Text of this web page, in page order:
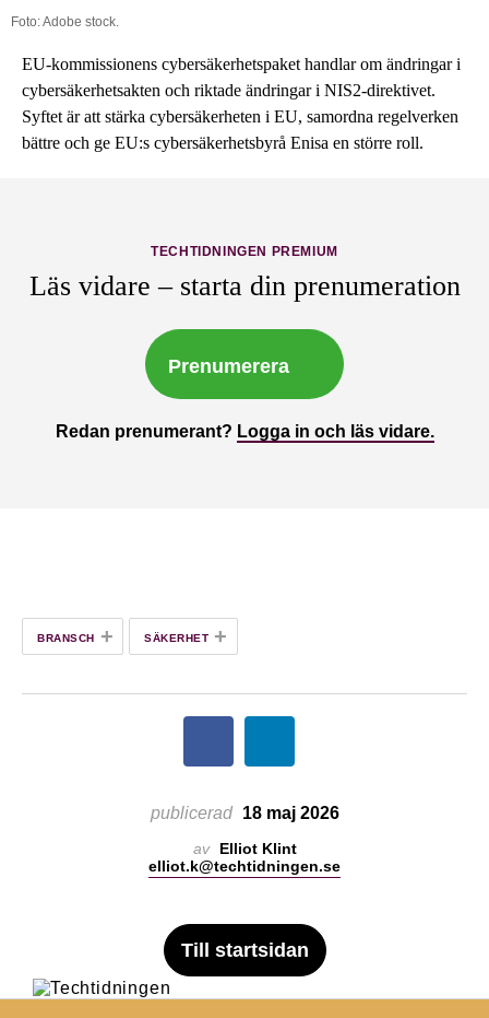
Foto: Adobe stock.
EU-kommissionens cybersäkerhetspaket handlar om ändringar i
cybersäkerhetsakten och riktade ändringar i NIS2-direktivet.
Syftet är att stärka cybersäkerheten i EU, samordna regelverken
bättre och ge EU:s cybersäkerhetsbyrå Enisa en större roll.
TECHTIDNINGEN PREMIUM
Läs vidare – starta din prenumeration
Prenumerera
Redan prenumerant? Logga in och läs vidare.
BRANSCH + SÄKERHET +
publicerad 18 maj 2026
av
Elliot Klint
elliot.k@techtidningen.se
Till startsidan